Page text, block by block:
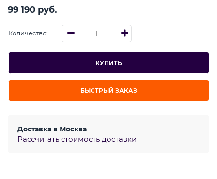
99 190 руб.
Количество:
КУПИТЬ
БЫСТРЫЙ ЗАКАЗ
Доставка в Москва
Рассчитать стоимость доставки